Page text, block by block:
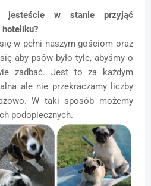
w stanie przyjąć
hoteliku?
w pełni naszym gościom oraz
aby psów było tyle, abyśmy o
zadbać. Jest to za każdym
ale nie przekraczamy liczby
W taki sposób możemy
podopiecznych.